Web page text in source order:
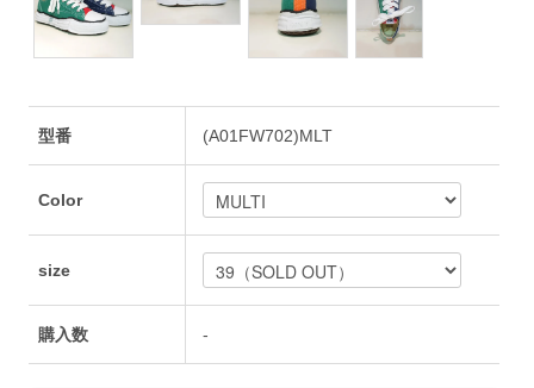
型番 (A01FW702)MLT
Color
size
購入数 -